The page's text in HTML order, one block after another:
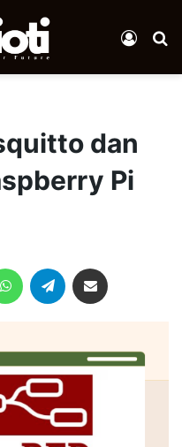
Log In
dan
Pi
WhatsAppTelegram